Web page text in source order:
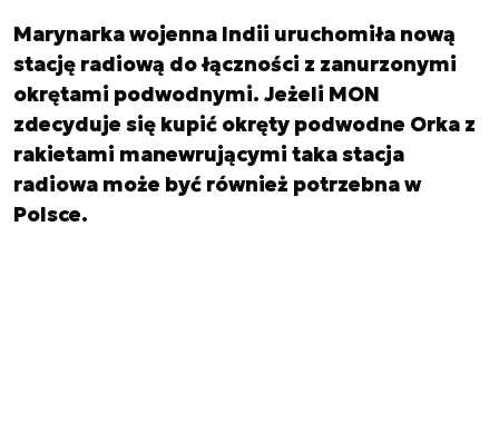
Marynarka wojenna Indii uruchomiła nową
stację radiową do łączności z zanurzonymi
okrętami podwodnymi. Jeżeli MON
zdecyduje się kupić okręty podwodne Orka z
rakietami manewrującymi taka stacja
radiowa może być również potrzebna w
Polsce.